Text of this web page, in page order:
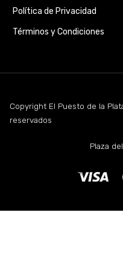
Política de Privacidad
Términos y Condiciones
Copyright El Puesto de la
reservados
Plaza